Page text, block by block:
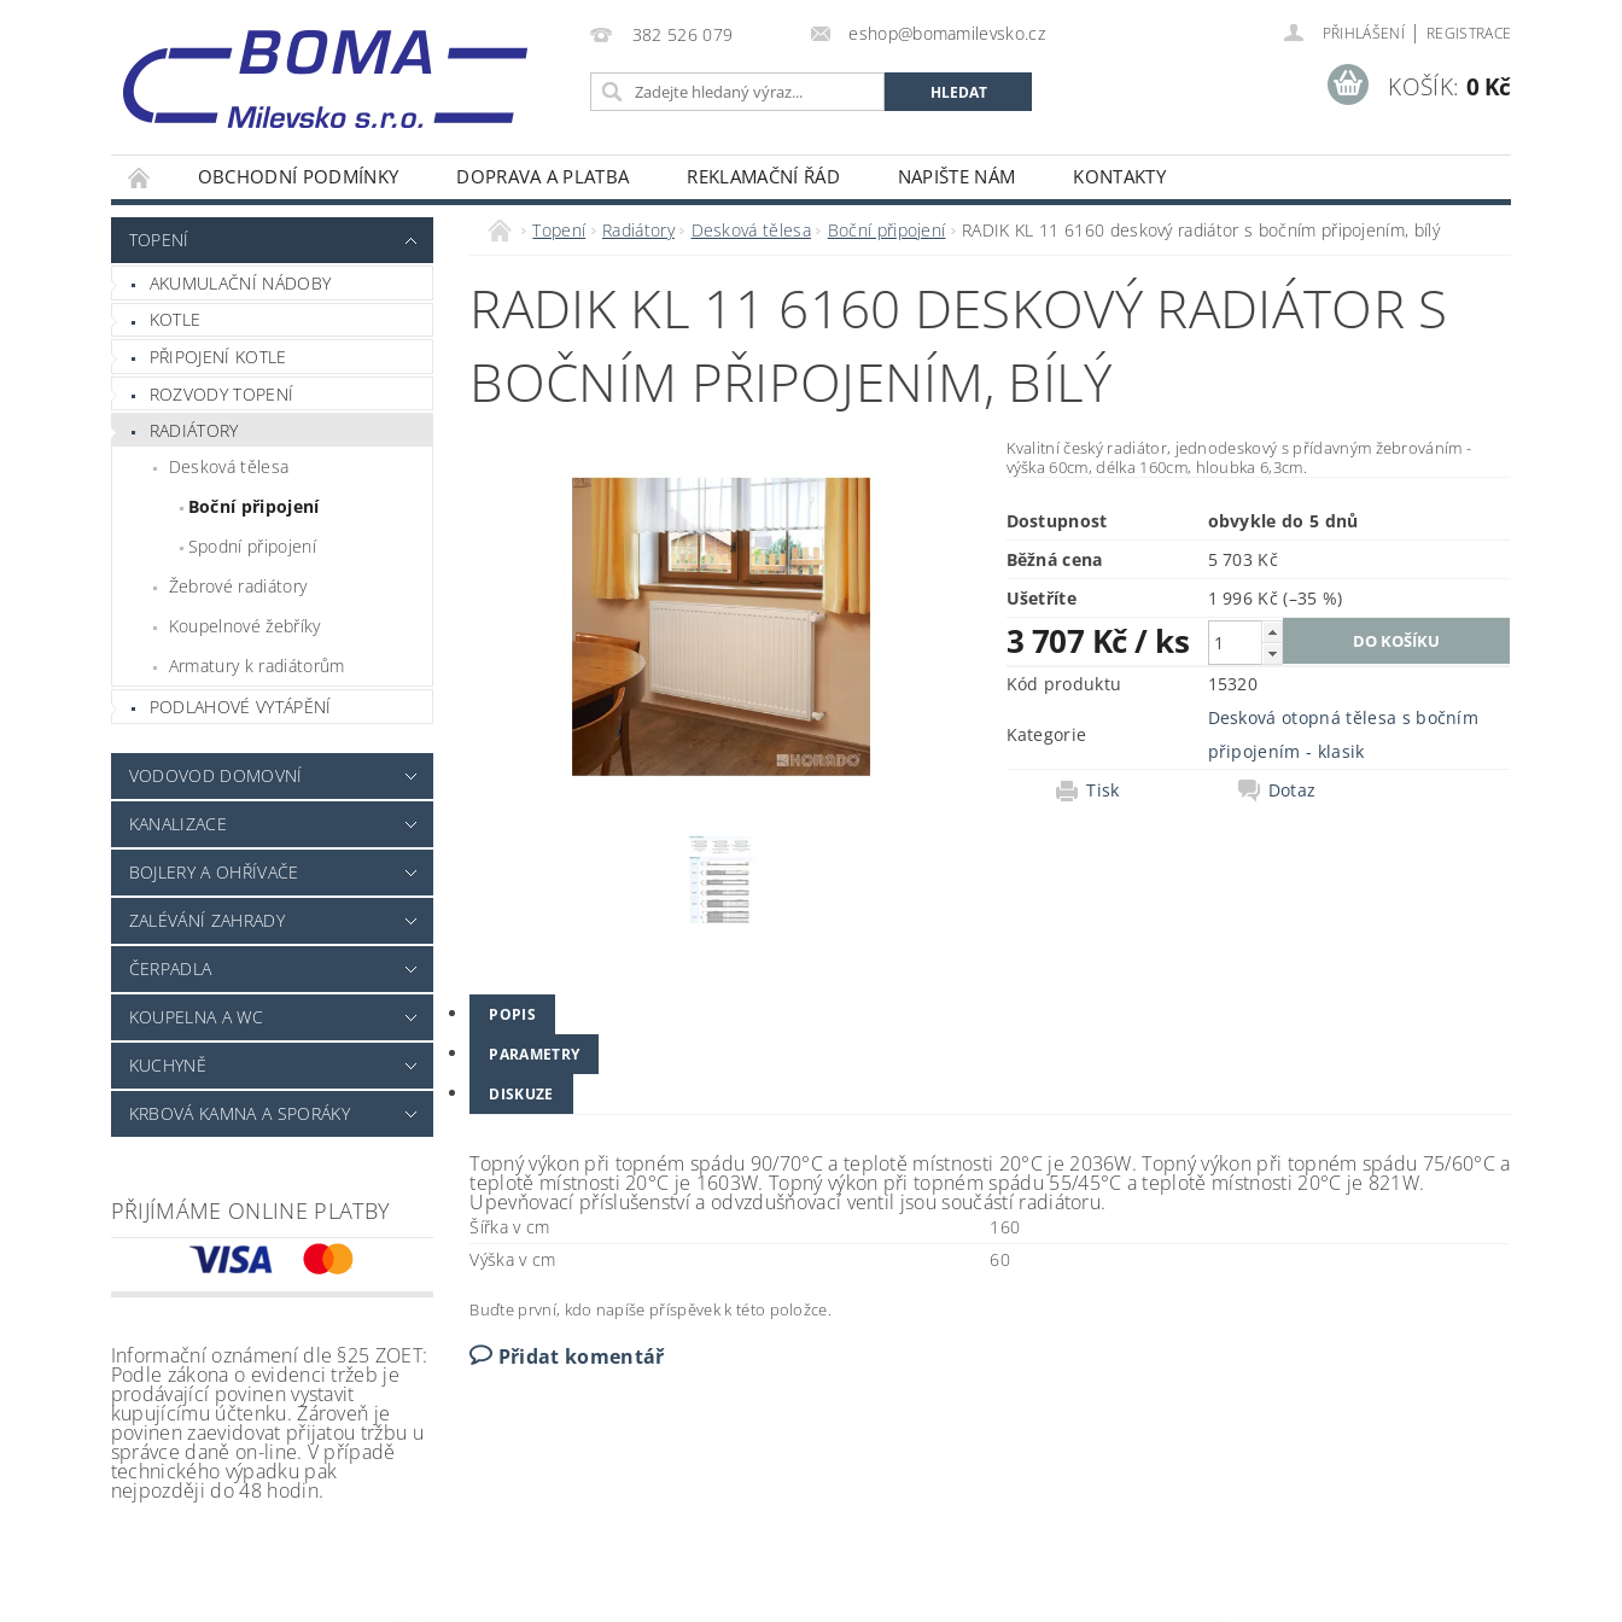
382 526 079 eshop@bomamilevsko.cz PŘIHLÁŠENÍ | REGISTRACE
KOŠÍK: 0 Kč
OBCHODNÍ PODMÍNKY DOPRAVA A PLATBA REKLAMAČNÍ ŘÁD NAPIŠTE NÁM KONTAKTY
TOPENÍ
AKUMULAČNÍ NÁDOBY
KOTLE
PŘIPOJENÍ KOTLE
ROZVODY TOPENÍ
RADIÁTORY
Desková tělesa
Boční připojení
Spodní připojení
Žebrové radiátory
Koupelnové žebříky
Armatury k radiátorům
PODLAHOVÉ VYTÁPĚNÍ
VODOVOD DOMOVNÍ
KANALIZACE
BOJLERY A OHŘÍVAČE
ZALÉVÁNÍ ZAHRADY
ČERPADLA
KOUPELNA A WC
KUCHYNĚ
KRBOVÁ KAMNA A SPORÁKY
PŘIJÍMÁME ONLINE PLATBY
Informační oznámení dle §25 ZOET:
Podle zákona o evidenci tržeb je
prodávající povinen vystavit
kupujícímu účtenku. Zároveň je
povinen zaevidovat přijatou tržbu u
správce daně on-line. V případě
technického výpadku pak
nejpozději do 48 hodin.
Topení Radiátory Desková tělesa Boční připojení RADIK KL 11 6160 deskový radiátor s bočním připojením, bílý
RADIK KL 11 6160 DESKOVÝ RADIÁTOR S
BOČNÍM PŘIPOJENÍM, BÍLÝ
Kvalitní český radiátor, jednodeskový s přídavným žebrováním -
výška 60cm, délka 160cm, hloubka 6,3cm.
Dostupnost
obvykle do 5 dnů
Běžná cena
5 703 Kč
Ušetříte
1 996 Kč(–35 %)
3 707 Kč/ ks
Kód produktu 15320
Kategorie
Desková otopná tělesa s bočním
připojením - klasik
Tisk
Dotaz
POPIS
PARAMETRY
DISKUZE
Topný výkon při topném spádu 90/70°C a teplotě místnosti 20°C je 2036W. Topný výkon při topném spádu 75/60°C a
teplotě místnosti 20°C je 1603W. Topný výkon při topném spádu 55/45°C a teplotě místnosti 20°C je 821W.
Upevňovací příslušenství a odvzdušňovací ventil jsou součástí radiátoru.
Šířka v cm
160
Výška v cm
60
Buďte první, kdo napíše příspěvek k této položce.
Přidat komentář